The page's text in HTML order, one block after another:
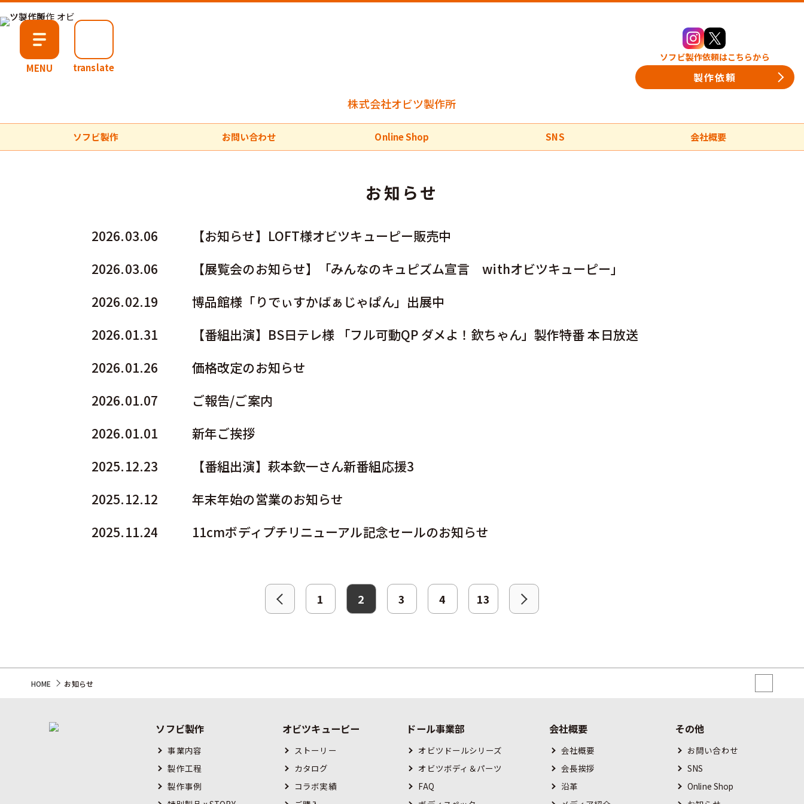
株式会社オビツ製作所
ソフビ製作 お問い合わせ Online Shop SNS 会社概要
ソフビ製作依頼はこちらから
製作依頼
translate
MENU
お知らせ
2026.03.06
【お知らせ】LOFT様オビツキューピー販売中
2026.03.06
【展覧会のお知らせ】「みんなのキュピズム宣言 withオビツキューピー」
2026.02.19
博品館様「りでぃすかばぁじゃぱん」出展中
2026.01.31
【番組出演】BS日テレ様 「フル可動QP ダメよ！欽ちゃん」製作特番 本日放送
2026.01.26
価格改定のお知らせ
2026.01.07
ご報告/ご案内
2026.01.01
新年ご挨拶
2025.12.23
【番組出演】萩本欽一さん新番組応援3
2025.12.12
年末年始の営業のお知らせ
2025.11.24
11cmボディプチリニューアル記念セールのお知らせ
1 2 3 4 13
HOME お知らせ
ソフビ製作
事業内容
製作工程
製作事例
オビツキューピー
ストーリー
カタログ
コラボ実績
ドール事業部
オビツドールシリーズ
オビツボディ＆パーツ
FAQ
会社概要
会社概要
会長挨拶
沿革
その他
お問い合わせ
SNS
Online Shop